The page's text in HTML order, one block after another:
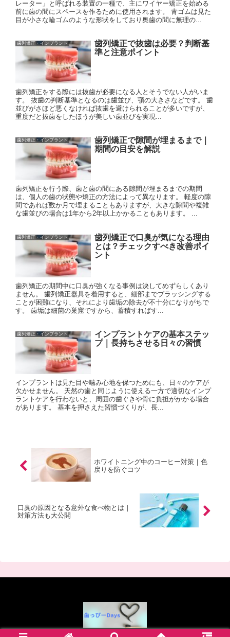
レーター」と呼ばれる装置の一種で、主にワイヤー矯正を始める
前に歯の間にスペースを作るために使用されます。 青ゴムは見た
目が小さな輪ゴムのような形状をしており奥歯の間に無理の...
歯列矯正・インプラント
歯列矯正で抜歯は必要？判断基
準と注意ポイント
歯列矯正をする際には抜歯が必要になる人とそうでない人がいま
す。 抜歯の判断基準となるのは歯並び、顎の大きさなどです。 歯
並びがさほど悪くなければ抜歯を避けられることが多いですが、
重度だと抜歯をしたほうが美しい歯並びを実現...
歯列矯正・インプラント
歯列矯正で隙間が埋まるまで｜
期間の目安を解説
歯列矯正を行う際、歯と歯の間にある隙間が埋まるまでの期間
は、個人の歯の状態や矯正の方法によって異なります。 軽度の隙
間であれば数か月で埋まることもありますが、大きな隙間や複雑
な歯並びの場合は1年から2年以上かかることもあります。 ...
歯列矯正・インプラント
歯列矯正で口臭が気になる理由
とは？チェックすべき改善ポイ
ント
歯列矯正の期間中に口臭が強くなる事例は決してめずらしくあり
ません。 歯列矯正器具を着用すると、細部までブラッシングする
ことが困難になり、それにより歯垢の除去が不十分になりがちで
す。 歯垢は細菌の巣窟ですから、蓄積すればす...
歯列矯正・インプラント
インプラントケアの基本ステッ
プ｜長持ちさせる日々の習慣
インプラントは見た目や噛み心地を保つためにも、日々のケアが
欠かせません。 天然の歯と同じように使える一方で適切なインプ
ラントケアを行わないと、周囲の歯ぐきや骨に負担がかかる場合
があります。 基本を押さえた習慣づくりが、長...
ホワイトニング中のコーヒー対策｜色
戻りを防ぐコツ
口臭の原因となる意外な食べ物とは｜
対策方法も大公開